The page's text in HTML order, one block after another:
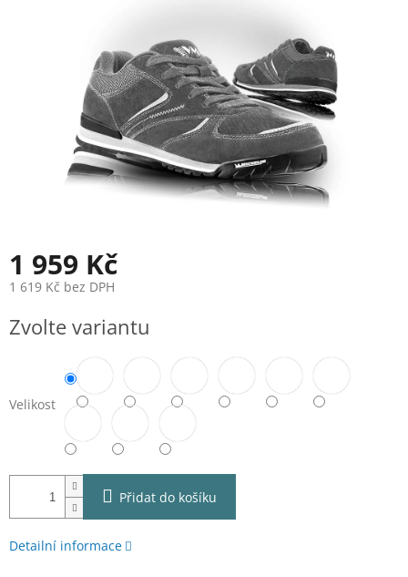
1 959 Kč
1 619 Kč bez DPH
cena:
Zvolte variantu
Velikost
Přidat do košíku
Detailní informace